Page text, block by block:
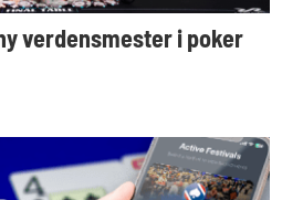
verdensmester i poker